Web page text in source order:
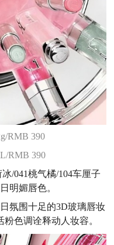
RMB 390
RMB 390
/041桃气橘/104车厘子
明媚唇色。
氛围十足的3D玻璃唇妆
色调诠释动人妆容。